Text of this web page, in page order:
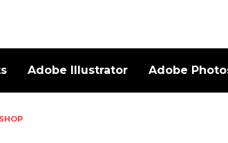
Adobe Illustrator Adobe